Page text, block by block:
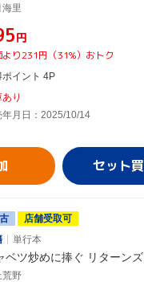
里
円
より231円（31%）おトク
ポイント 4P
り
年月日：2025/10/14
店舗受取可
単行本
ベツ炒めに捧ぐ リターンズ
荒野